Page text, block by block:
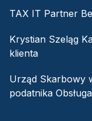
TAX IT Partner
Krystian Szeląg
klienta
Urząd Skarbowy
podatnika